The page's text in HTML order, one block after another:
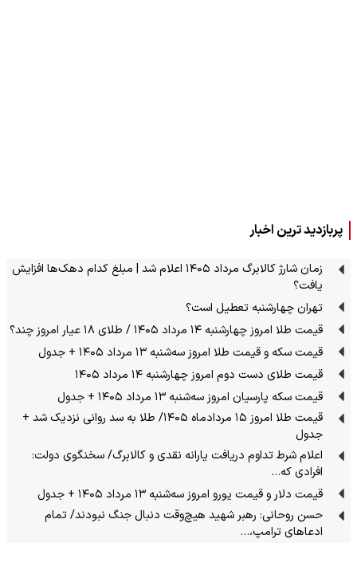
پربازدید ترین اخبار
زمان شارژ کالابرگ مرداد ۱۴۰۵ اعلام شد | مبلغ کدام دهک‌ها افزایش
یافت؟
تهران چهارشنبه تعطیل است؟
قیمت طلا امروز چهارشنبه ۱۴ مرداد ۱۴۰۵ / طلای ۱۸ عیار امروز چند؟
قیمت سکه و قیمت طلا امروز سه‌شنبه ۱۳ مرداد ۱۴۰۵ + جدول
قیمت طلای دست دوم امروز چهارشنبه ۱۴ مرداد ۱۴۰۵
قیمت سکه پارسیان امروز سه‌شنبه ۱۳ مرداد ۱۴۰۵ + جدول
قیمت طلا امروز ۱۵ مردادماه ۱۴۰۵/ طلا به سد روانی نزدیک شد +
جدول
اعلام شرط تداوم دریافت یارانه نقدی و کالابرگ/ سخنگوی دولت:
افرادی که…
قیمت دلار و قیمت یورو امروز سه‌شنبه ۱۳ مرداد ۱۴۰۵ + جدول
حسن روحانی: رهبر شهید هیچ‌وقت دنبال جنگ نبودند/ تمام
ادعاهای ترامپ،…